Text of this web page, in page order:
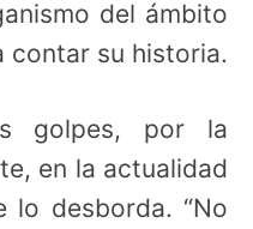
del ámbito
contar su historia.
golpes, por la
en la actualidad
lo desborda. “No